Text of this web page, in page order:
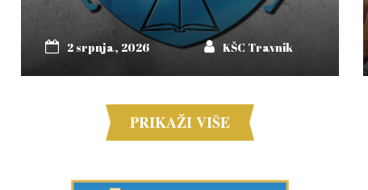
2 srpnja, 2026 KŠC Travnik
PRIKAŽI VIŠE